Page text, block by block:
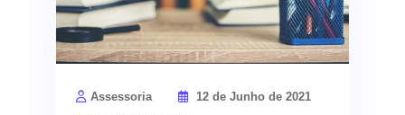
Assessoria
12 de Junho de 2021